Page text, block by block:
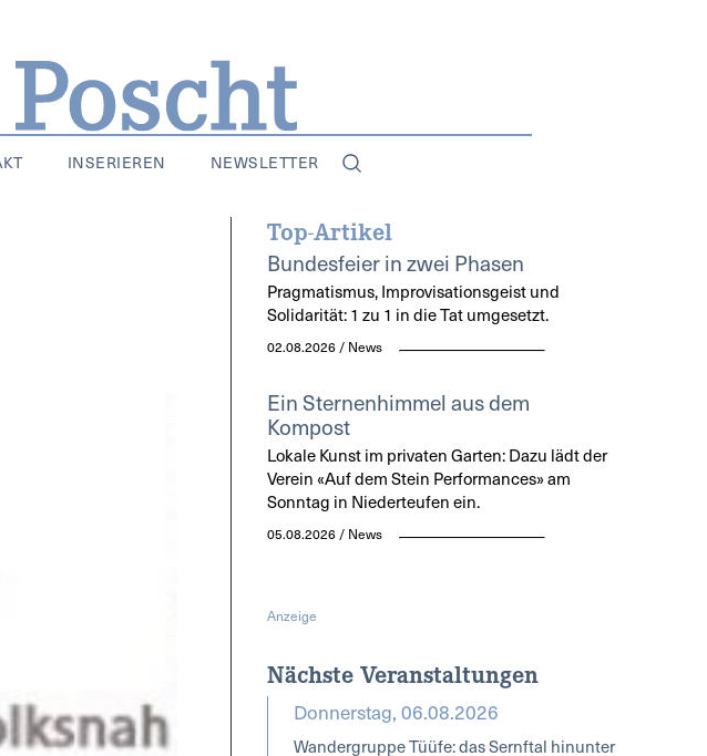
INSERIEREN NEWSLETTER
Top-Artikel
Bundesfeier in zwei Phasen
Pragmatismus, Improvisationsgeist und
Solidarität: 1 zu 1 in die Tat umgesetzt.
02.08.2026 / News
Ein Sternenhimmel aus dem
Kompost
Lokale Kunst im privaten Garten: Dazu lädt der
Verein «Auf dem Stein Performances» am
Sonntag in Niederteufen ein.
05.08.2026 / News
Anzeige
Nächste Veranstaltungen
Donnerstag, 06.08.2026
Wandergruppe Tüüfe: das Sernftal hinunter